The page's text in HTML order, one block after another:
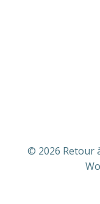
© 2026 Retour